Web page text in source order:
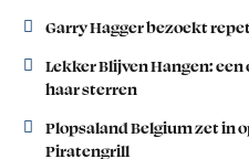
Garry Hagger bezoekt
Lekker Blijven Hangen:
haar sterren
Plopsaland Belgium zet in
Piratengrill